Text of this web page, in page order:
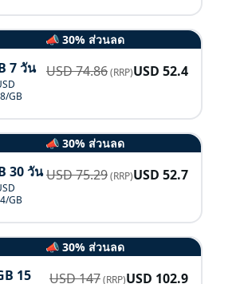
📣 30% ส่วนลด
7 วัน
GB
USD74.86(RRP)USD 52.4
📣 30% ส่วนลด
30 วัน
GB
USD75.29(RRP)USD 52.7
📣 30% ส่วนลด
15 USD147(RRP)USD 102.9